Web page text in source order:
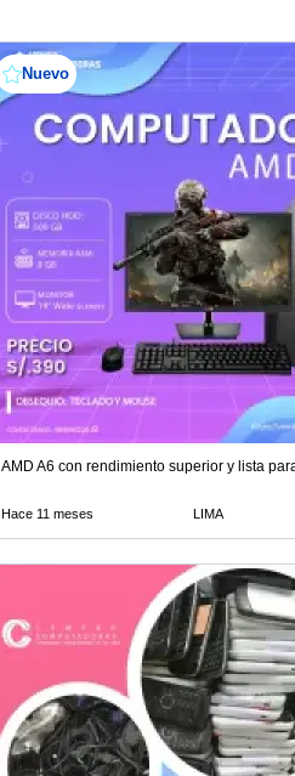
Nuevo
AMD A6 con rendimiento superior y lista
Hace 11 meses LIMA